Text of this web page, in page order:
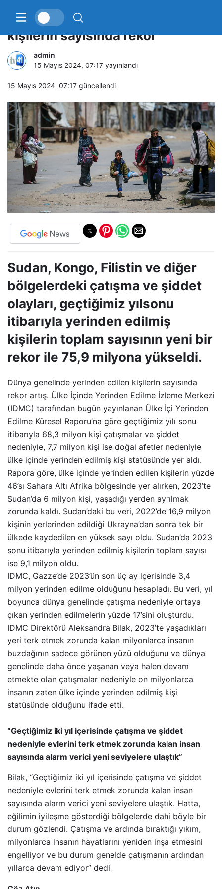
Dünya genelinde yerinden edilen
kişilerin sayısında rekor
admin
15 Mayıs 2024, 07:17 yayınlandı
15 Mayıs 2024, 07:17 güncellendi
Sudan, Kongo, Filistin ve diğer
bölgelerdeki çatışma ve şiddet
olayları, geçtiğimiz yılsonu
itibarıyla yerinden edilmiş
kişilerin toplam sayısının yeni bir
rekor ile 75,9 milyona yükseldi.
Dünya genelinde yerinden edilen kişilerin sayısında
rekor artış. Ülke İçinde Yerinden Edilme İzleme Merkezi
(IDMC) tarafından bugün yayınlanan Ülke İçi Yerinden
Edilme Küresel Raporu’na göre geçtiğimiz yılı sonu
itibarıyla 68,3 milyon kişi çatışmalar ve şiddet
nedeniyle, 7,7 milyon kişi ise doğal afetler nedeniyle
ülke içinde yerinden edilmiş kişi statüsünde yer aldı.
Rapora göre, ülke içinde yerinden edilen kişilerin yüzde
46’sı Sahara Altı Afrika bölgesinde yer alırken, 2023’te
Sudan’da 6 milyon kişi, yaşadığı yerden ayrılmak
zorunda kaldı. Sudan’daki bu veri, 2022’de 16,9 milyon
kişinin yerlerinden edildiği Ukrayna’dan sonra tek bir
ülkede kaydedilen en yüksek sayı oldu. Sudan’da 2023
sonu itibarıyla yerinden edilmiş kişilerin toplam sayısı
ise 9,1 milyon oldu.
IDMC, Gazze’de 2023’ün son üç ay içerisinde 3,4
milyon yerinden edilme olduğunu hesapladı. Bu veri, yıl
boyunca dünya genelinde çatışma nedeniyle ortaya
çıkan yerinden edilmelerin yüzde 17’sini oluşturdu.
IDMC Direktörü Aleksandra Bilak, 2023’te yaşadıkları
yeri terk etmek zorunda kalan milyonlarca insanın
buzdağının sadece görünen yüzü olduğunu ve dünya
genelinde daha önce yaşanan veya halen devam
etmekte olan çatışmalar nedeniyle on milyonlarca
insanın zaten ülke içinde yerinden edilmiş kişi
statüsünde olduğunu ifade etti.
“Geçtiğimiz iki yıl içerisinde çatışma ve şiddet
nedeniyle evlerini terk etmek zorunda kalan insan
sayısında alarm verici yeni seviyelere ulaştık”
Bilak, “Geçtiğimiz iki yıl içerisinde çatışma ve şiddet
nedeniyle evlerini terk etmek zorunda kalan insan
sayısında alarm verici yeni seviyelere ulaştık. Hatta,
eğilimin iyileşme gösterdiği bölgelerde dahi böyle bir
durum gözlendi. Çatışma ve ardında bıraktığı yıkım,
milyonlarca insanın hayatlarını yeniden inşa etmesini
engelliyor ve bu durum genelde çatışmanın ardından
yıllarca devam ediyor” dedi.